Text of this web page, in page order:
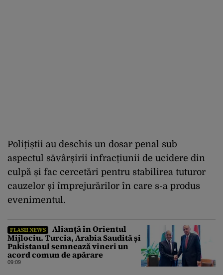
Polițiștii au deschis un dosar penal sub
aspectul săvârșirii infracțiunii de ucidere din
culpă și fac cercetări pentru stabilirea tuturor
cauzelor și împrejurărilor în care s-a produs
evenimentul.
FLASH NEWS
Alianță în Orientul
Mijlociu. Turcia, Arabia Saudită și
Pakistanul semnează vineri un
acord comun de apărare
09:09